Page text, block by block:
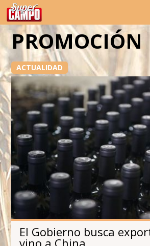
Temas de hoy
PROMOCIÓN
ACTUALIDAD
El Gobierno busca
vino a China